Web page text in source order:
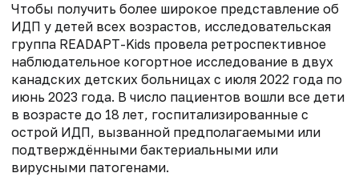
Чтобы получить более широкое представление об
ИДП у детей всех возрастов, исследовательская
группа READAPT-Kids провела ретроспективное
наблюдательное когортное исследование в двух
канадских детских больницах с июля 2022 года по
июнь 2023 года. В число пациентов вошли все дети
в возрасте до 18 лет, госпитализированные с
острой ИДП, вызванной предполагаемыми или
подтверждёнными бактериальными или
вирусными патогенами.